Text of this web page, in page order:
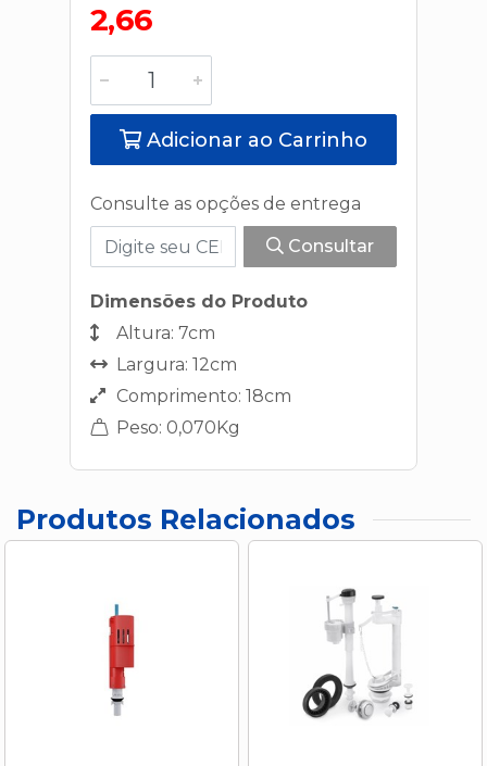
2,66
Adicionar ao Carrinho
Consulte as opções de entrega
Consultar
Dimensões do Produto
Altura: 7cm
Largura: 12cm
Comprimento: 18cm
Peso: 0,070Kg
Produtos Relacionados